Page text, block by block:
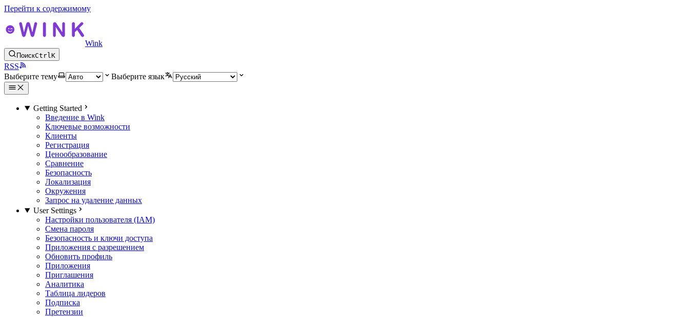
Перейти к содержимому
Wink
ПоискCtrlK
RSS
Выберите тему
Выберите язык
Getting Started
Введение в Wink
Ключевые возможности
Клиенты
Регистрация
Ценообразование
Сравнение
Безопасность
Локализация
Окружения
Запрос на удаление данных
User Settings
Настройки пользователя (IAM)
Смена пароля
Безопасность и ключи доступа
Приложения с разрешением
Обновить профиль
Приложения
Приглашения
Аналитика
Таблица лидеров
Подписка
Претензии